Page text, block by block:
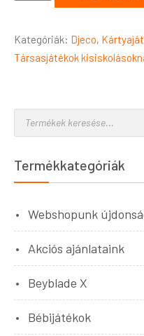
Kategóriák: Djeco,
Társasjátékok
Termékkategóriák
Webshopunk
Akciós ajánlataink
Beyblade X
Bébijátékok